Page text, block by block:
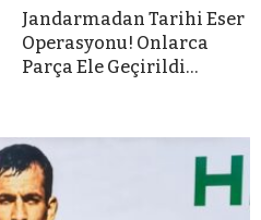
Jandarmadan Tarihi Eser
Operasyonu! Onlarca
Parça Ele Geçirildi…